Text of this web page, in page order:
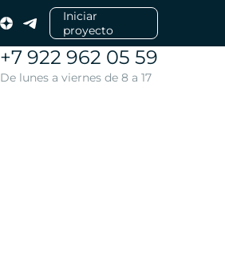
Iniciar
proyecto
+7 922 962 05 59
De lunes a viernes de 8 a 17